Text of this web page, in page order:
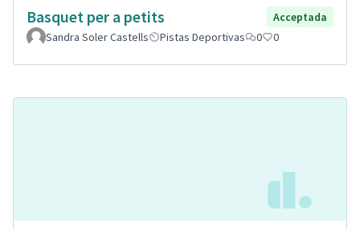
Basquet per a petits
Acceptada
Sandra Soler Castells
Pistas Deportivas 0 0